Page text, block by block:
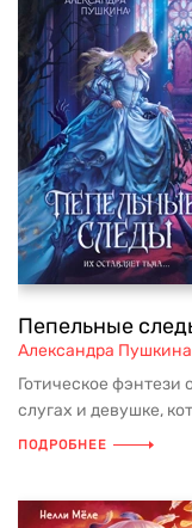
Пепельные
Александра Пушкина
Готическое фэнтези
слугах и девушке,
ПОДРОБНЕЕ